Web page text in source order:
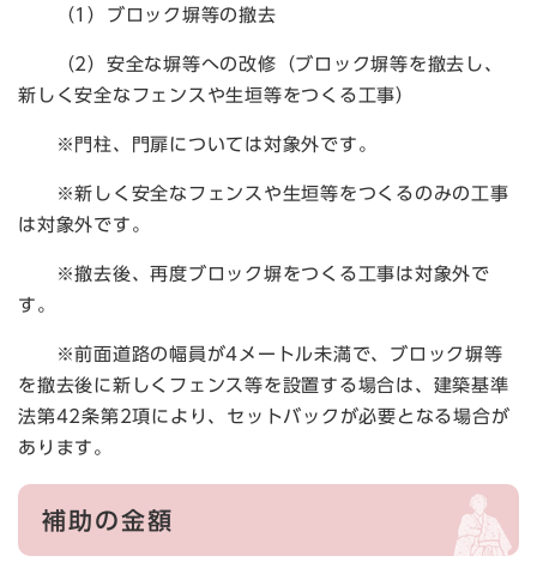
（1）ブロック塀等の撤去
（2）安全な塀等への改修（ブロック塀等を撤去し、
新しく安全なフェンスや生垣等をつくる工事）
※門柱、門扉については対象外です。
※新しく安全なフェンスや生垣等をつくるのみの工事
は対象外です。
※撤去後、再度ブロック塀をつくる工事は対象外で
す。
※前面道路の幅員が4メートル未満で、ブロック塀等
を撤去後に新しくフェンス等を設置する場合は、建築基準
法第42条第2項により、セットバックが必要となる場合が
あります。
補助の金額